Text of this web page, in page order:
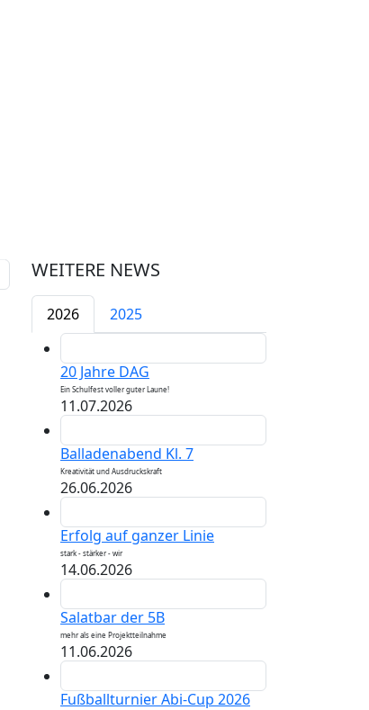
WEITERE NEWS
2026 2025
20 Jahre DAG
Ein Schulfest voller guter Laune!
11.07.2026
Balladenabend Kl. 7
Kreativität und Ausdruckskraft
26.06.2026
Erfolg auf ganzer Linie
stark - stärker - wir
14.06.2026
Salatbar der 5B
mehr als eine Projektteilnahme
11.06.2026
Fußballturnier Abi-Cup 2026